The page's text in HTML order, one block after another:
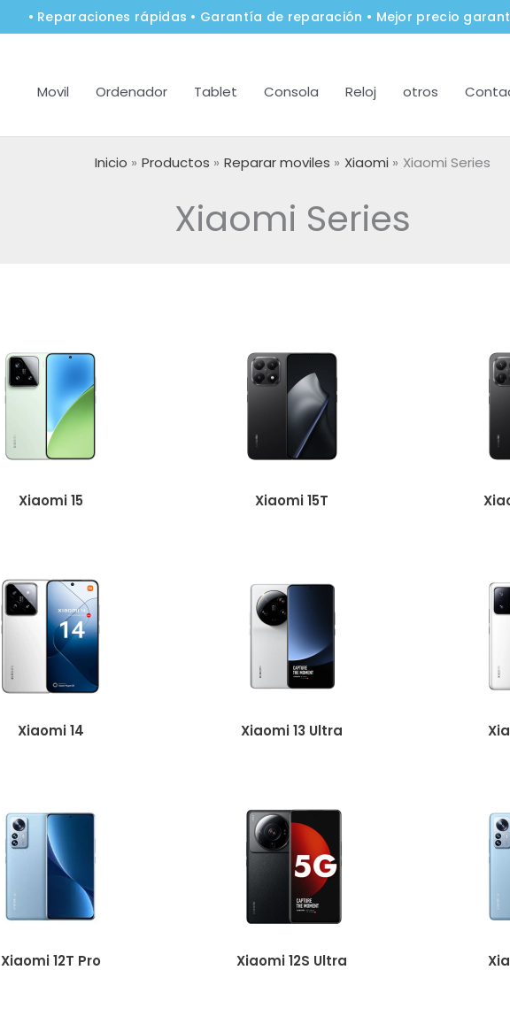
• Reparaciones rápidas • Garantía de reparación • Mejor precio
Movil Ordenador Tablet Consola Reloj otros
Inicio Productos Reparar moviles Xiaomi Xiaomi Series
Xiaomi Series
Xiaomi 15 Xiaomi 15T
Xiaomi 14 Xiaomi 13 Ultra
Xiaomi 12T Pro Xiaomi 12S Ultra